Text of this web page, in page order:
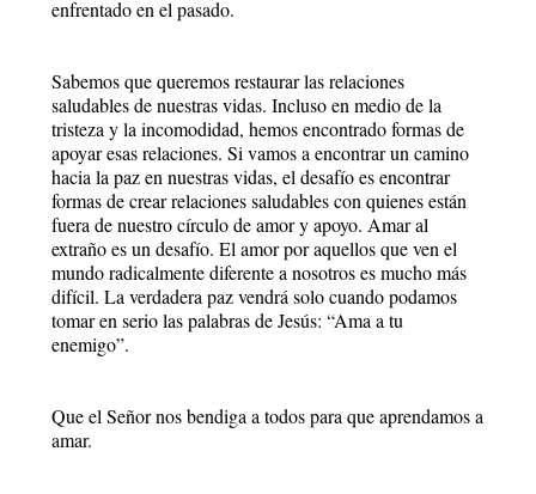
enfrentado en el pasado.
Sabemos que queremos restaurar las relaciones
saludables de nuestras vidas. Incluso en medio de la
tristeza y la incomodidad, hemos encontrado formas de
apoyar esas relaciones. Si vamos a encontrar un camino
hacia la paz en nuestras vidas, el desafío es encontrar
formas de crear relaciones saludables con quienes están
fuera de nuestro círculo de amor y apoyo. Amar al
extraño es un desafío. El amor por aquellos que ven el
mundo radicalmente diferente a nosotros es mucho más
difícil. La verdadera paz vendrá solo cuando podamos
tomar en serio las palabras de Jesús: “Ama a tu
enemigo”.
Que el Señor nos bendiga a todos para que aprendamos a
amar.